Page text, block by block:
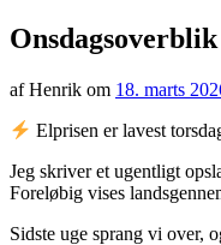
af Henrik om 18. marts
Elprisen er lavest
Jeg skriver et ugentligt
Foreløbig vises
Sidste uge sprang vi over,